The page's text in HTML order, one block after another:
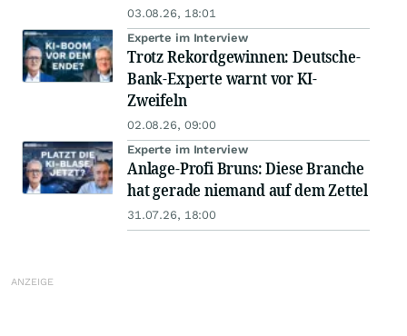
03.08.26, 18:01
Experte im Interview
Trotz Rekordgewinnen: Deutsche-
Bank-Experte warnt vor KI-
Zweifeln
02.08.26, 09:00
Experte im Interview
Anlage-Profi Bruns: Diese Branche
hat gerade niemand auf dem Zettel
31.07.26, 18:00